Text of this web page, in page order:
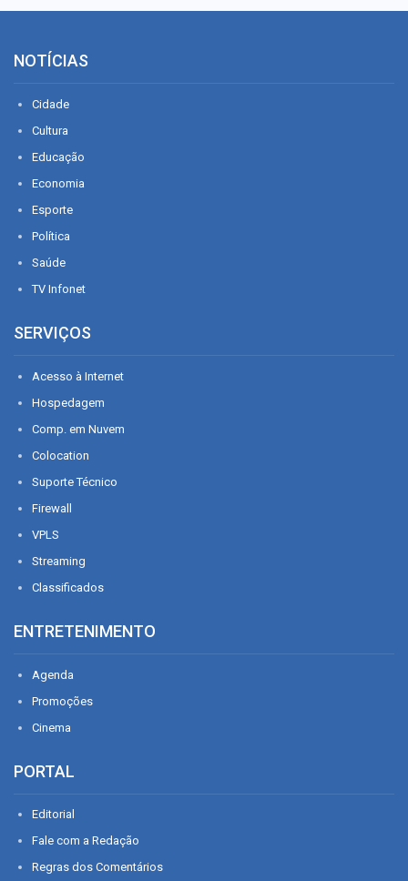
NOTÍCIAS
Cidade
Cultura
Educação
Economia
Esporte
Política
Saúde
TV Infonet
SERVIÇOS
Acesso à Internet
Hospedagem
Comp. em Nuvem
Colocation
Suporte Técnico
Firewall
VPLS
Streaming
Classificados
ENTRETENIMENTO
Agenda
Promoções
Cinema
PORTAL
Editorial
Fale com a Redação
Regras dos Comentários